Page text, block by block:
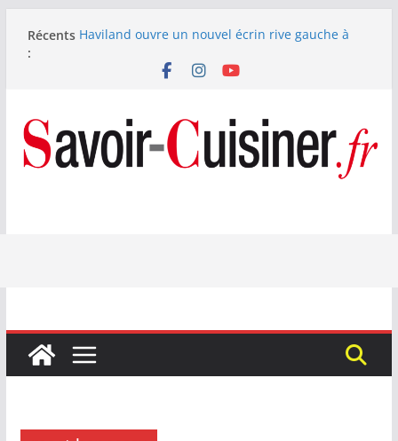
Récents
:
Haviland ouvre un nouvel écrin rive gauche à
Nous avons testé le four à pizza électrique
Little Ice 700 W
Fête des Pères : le digestif se fait gourmand avec
Laphroaig et Arnaud Larher
Catawiki met aux enchères un whisky japonais